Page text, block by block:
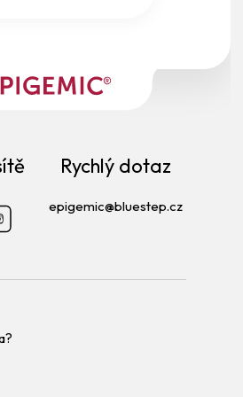
Rychlý dotaz
epigemic@bluestep.cz